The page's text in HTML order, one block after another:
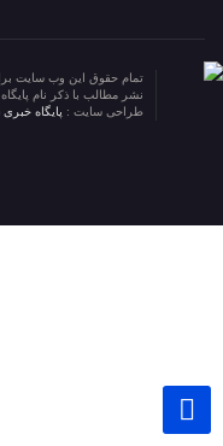
تمام حقوق این وب سایت
نشر مطالب با ذکر نام
طراحی سایت : پایگاه خبری